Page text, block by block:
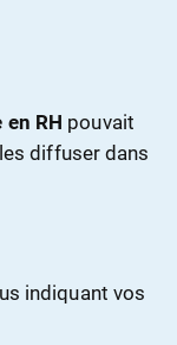
RH pouvait
diffuser dans
indiquant vos